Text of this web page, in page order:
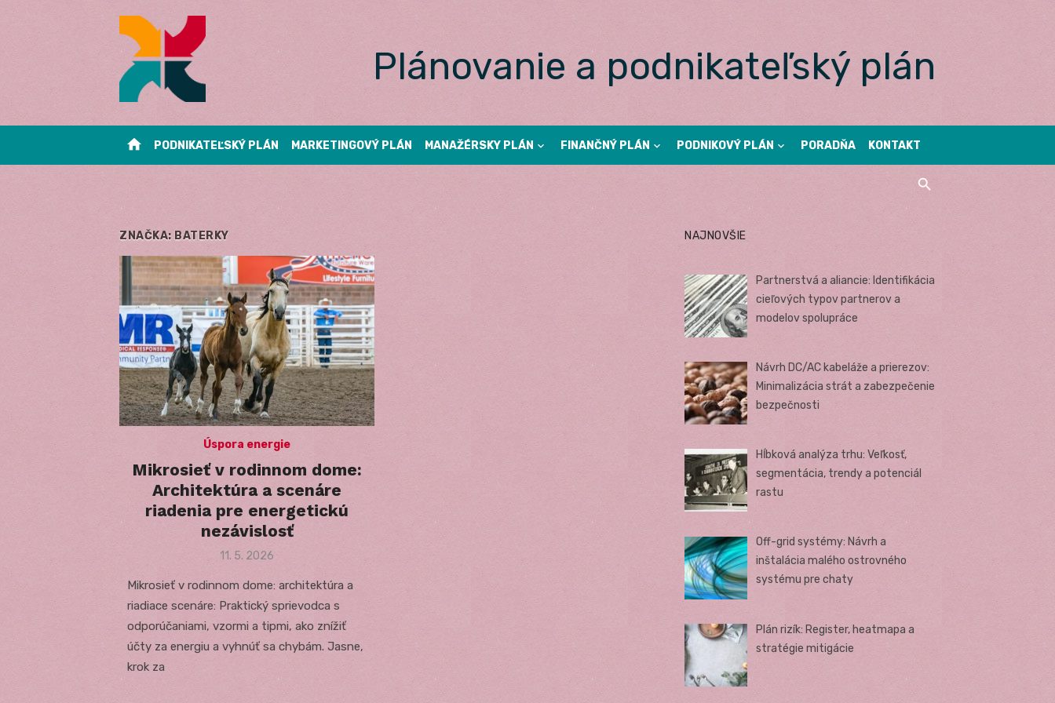
Plánovanie a podnikateľský plán
home PODNIKATEĽSKÝ PLÁN MARKETINGOVÝ PLÁN MANAŽÉRSKY PLÁN FINANČNÝ PLÁN PODNIKOVÝ PLÁN PORADŇA KONTAKT
ZNAČKA: BATERKY
Úspora energie
Mikrosieť v rodinnom dome:
Architektúra a scenáre
riadenia pre energetickú
nezávislosť
Posted
11. 5. 2026
Mikrosieť v rodinnom dome: architektúra a
riadiace scenáre: Praktický sprievodca s
odporúčaniami, vzormi a tipmi, ako znížiť
účty za energiu a vyhnúť sa chybám. Jasne,
krok za
NAJNOVŠIE
Partnerstvá a aliancie: Identifikácia
cieľových typov partnerov a
modelov spolupráce
Návrh DC/AC kabeláže a prierezov:
Minimalizácia strát a zabezpečenie
bezpečnosti
Hĺbková analýza trhu: Veľkosť,
segmentácia, trendy a potenciál
rastu
Off-grid systémy: Návrh a
inštalácia malého ostrovného
systému pre chaty
Plán rizík: Register, heatmapa a
stratégie mitigácie